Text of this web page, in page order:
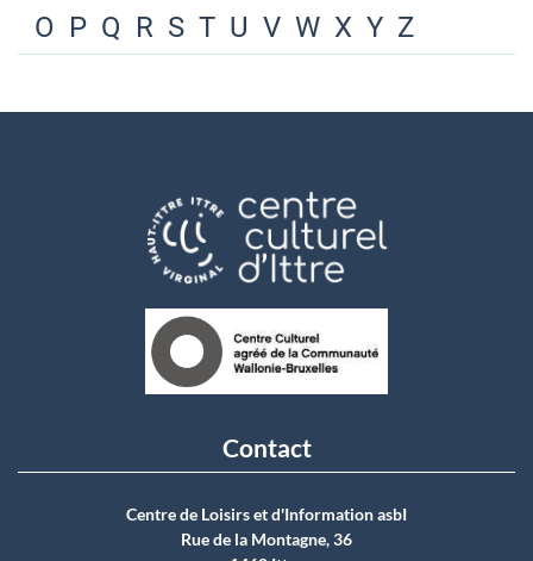
O P Q R S T U V W X Y Z
Contact
Centre de Loisirs et d'Information asbI
Rue de la Montagne, 36